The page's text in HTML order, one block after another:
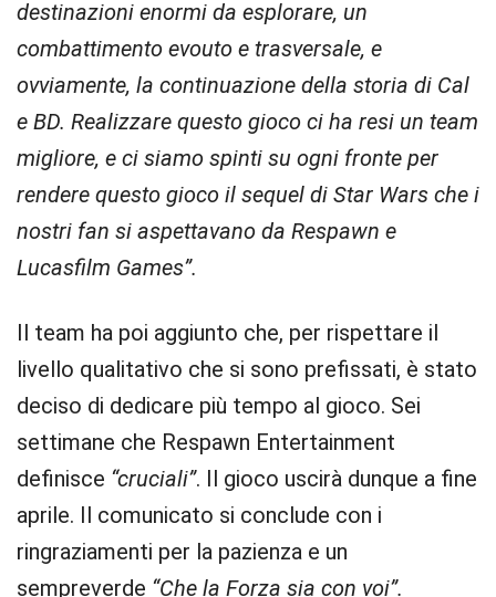
destinazioni enormi da esplorare, un
combattimento evouto e trasversale, e
ovviamente, la continuazione della storia di Cal
e BD. Realizzare questo gioco ci ha resi un team
migliore, e ci siamo spinti su ogni fronte per
rendere questo gioco il sequel di Star Wars che i
nostri fan si aspettavano da Respawn e
Lucasfilm Games”.
Il team ha poi aggiunto che, per rispettare il
livello qualitativo che si sono prefissati, è stato
deciso di dedicare più tempo al gioco. Sei
settimane che Respawn Entertainment
definisce “cruciali”. Il gioco uscirà dunque a fine
aprile. Il comunicato si conclude con i
ringraziamenti per la pazienza e un
sempreverde “Che la Forza sia con voi”.